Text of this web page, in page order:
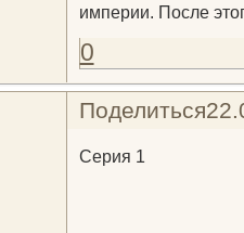
империи. После
0
Поделиться
Серия 1